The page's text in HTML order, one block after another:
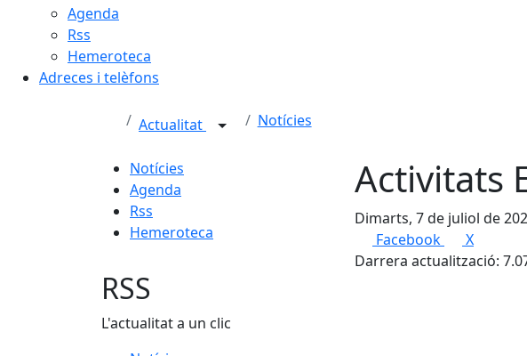
Agenda
Rss
Hemeroteca
Adreces i telèfons
Actualitat Notícies
Notícies
Agenda
Rss
Hemeroteca
Activitats
Dimarts, 7 de juliol de
Facebook
X
Darrera actualització:
RSS
L'actualitat a un clic